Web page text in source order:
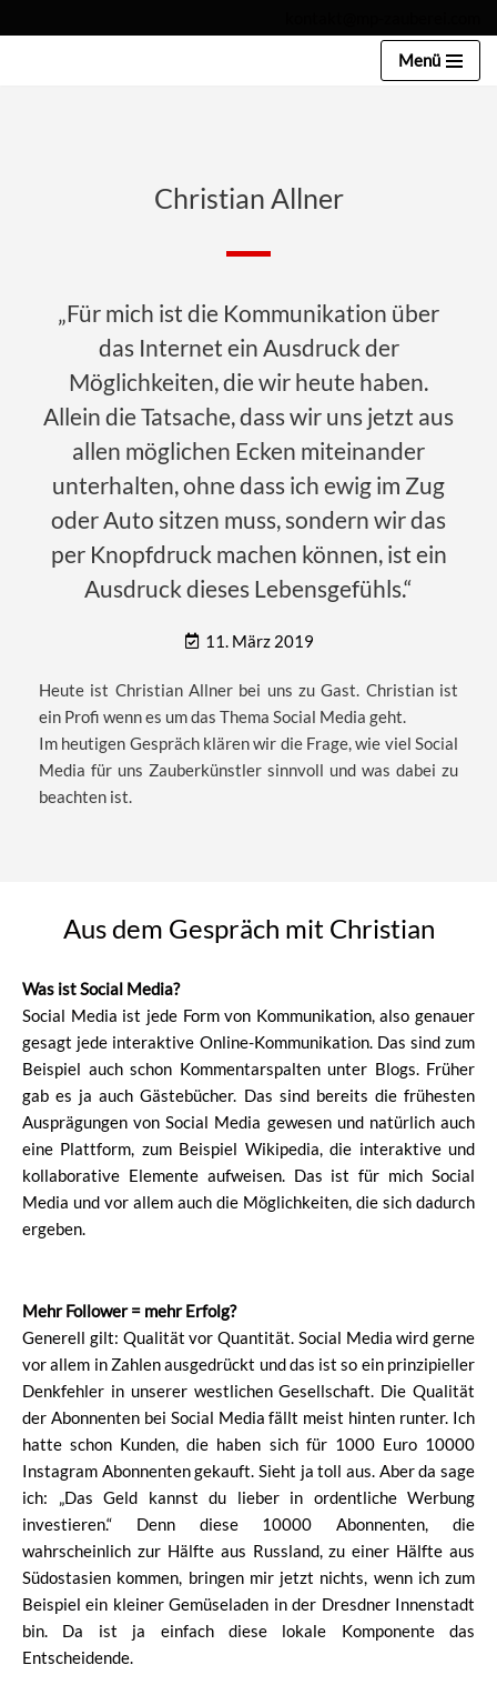
Menü
Christian Allner
„Für mich ist die Kommunikation über
das Internet ein Ausdruck der
Möglichkeiten, die wir heute haben.
Allein die Tatsache, dass wir uns jetzt aus
allen möglichen Ecken miteinander
unterhalten, ohne dass ich ewig im Zug
oder Auto sitzen muss, sondern wir das
per Knopfdruck machen können, ist ein
Ausdruck dieses Lebensgefühls.“
11. März 2019
Heute ist Christian Allner bei uns zu Gast. Christian ist
ein Profi wenn es um das Thema Social Media geht.
Im heutigen Gespräch klären wir die Frage, wie viel Social
Media für uns Zauberkünstler sinnvoll und was dabei zu
beachten ist.
Aus dem Gespräch mit Christian
Was ist Social Media?
Social Media ist jede Form von Kommunikation, also genauer
gesagt jede interaktive Online-Kommunikation. Das sind zum
Beispiel auch schon Kommentarspalten unter Blogs. Früher
gab es ja auch Gästebücher. Das sind bereits die frühesten
Ausprägungen von Social Media gewesen und natürlich auch
eine Plattform, zum Beispiel Wikipedia, die interaktive und
kollaborative Elemente aufweisen. Das ist für mich Social
Media und vor allem auch die Möglichkeiten, die sich dadurch
ergeben.
Mehr Follower = mehr Erfolg?
Generell gilt: Qualität vor Quantität. Social Media wird gerne
vor allem in Zahlen ausgedrückt und das ist so ein prinzipieller
Denkfehler in unserer westlichen Gesellschaft. Die Qualität
der Abonnenten bei Social Media fällt meist hinten runter. Ich
hatte schon Kunden, die haben sich für 1000 Euro 10000
Instagram Abonnenten gekauft. Sieht ja toll aus. Aber da sage
ich: „Das Geld kannst du lieber in ordentliche Werbung
investieren.“ Denn diese 10000 Abonnenten, die
wahrscheinlich zur Hälfte aus Russland, zu einer Hälfte aus
Südostasien kommen, bringen mir jetzt nichts, wenn ich zum
Beispiel ein kleiner Gemüseladen in der Dresdner Innenstadt
bin. Da ist ja einfach diese lokale Komponente das
Entscheidende.